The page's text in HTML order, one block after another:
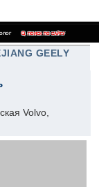
ПОИСК ПО САЙТУ
GEELY
Volvo,